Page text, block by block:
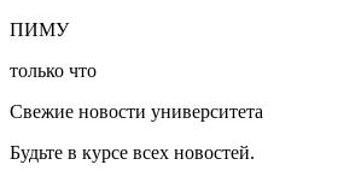
ПИМУ
только что
Свежие новости университета
Будьте в курсе всех новостей.